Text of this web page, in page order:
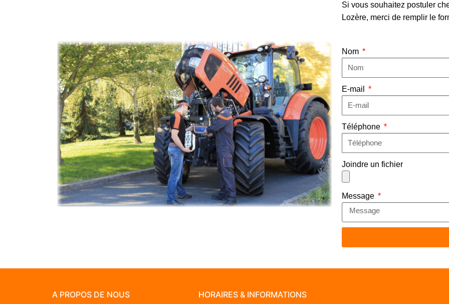
Si vous souhaitez postuler
Lozère, merci de remplir le
Nom
E-mail
Téléphone
Joindre un fichier
Message
A PROPOS DE NOUS HORAIRES & INFORMATIONS